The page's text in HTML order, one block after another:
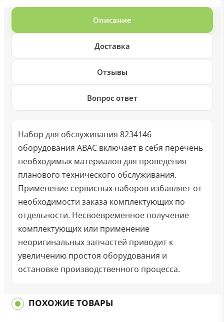
Описание
Доставка
Отзывы
Вопрос ответ
Набор для обслуживания 8234146
оборудования ABAC включает в себя перечень
необходимых материалов для проведения
планового технического обслуживания.
Применение сервисных наборов избавляет от
необходимости заказа комплектующих по
отдельности. Несвоевременное получение
комплектующих или применение
неоригинальных запчастей приводит к
увеличению простоя оборудования и
остановке производственного процесса.
ПОХОЖИЕ ТОВАРЫ